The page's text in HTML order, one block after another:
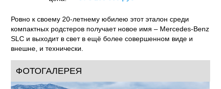
Ровно к своему 20-летнему юбилею этот эталон среди
компактных родстеров получает новое имя – Mercedes-Benz
SLC и выходит в свет в ещё более совершенном виде и
внешне, и технически.
ФОТОГАЛЕРЕЯ